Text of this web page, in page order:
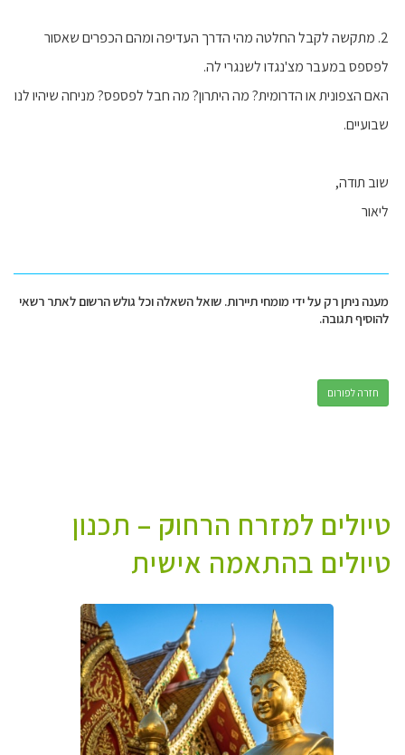
2. מתקשה לקבל החלטה מהי הדרך העדיפה ומהם הכפרים שאסור
לפספס במעבר מצ'נגדו לשנגרי לה.
האם הצפונית או הדרומית? מה היתרון? מה חבל לפספס? מניחה שיהיו לנו
שבועיים.
שוב תודה,
ליאור
מענה ניתן רק על ידי מומחי תיירות. שואל השאלה וכל גולש הרשום לאתר רשאי
להוסיף תגובה.
חזרה לפורום
טיולים למזרח הרחוק – תכנון
טיולים בהתאמה אישית